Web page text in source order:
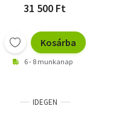
31 500 Ft
Kosárba
6 - 8 munkanap
IDEGEN